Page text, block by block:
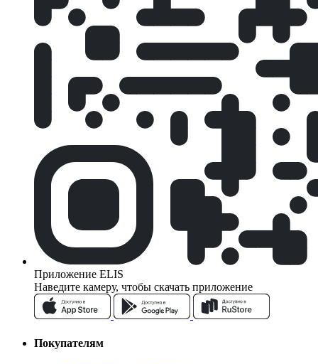
Приложение ELIS
Наведите камеру, чтобы скачать приложение
Покупателям